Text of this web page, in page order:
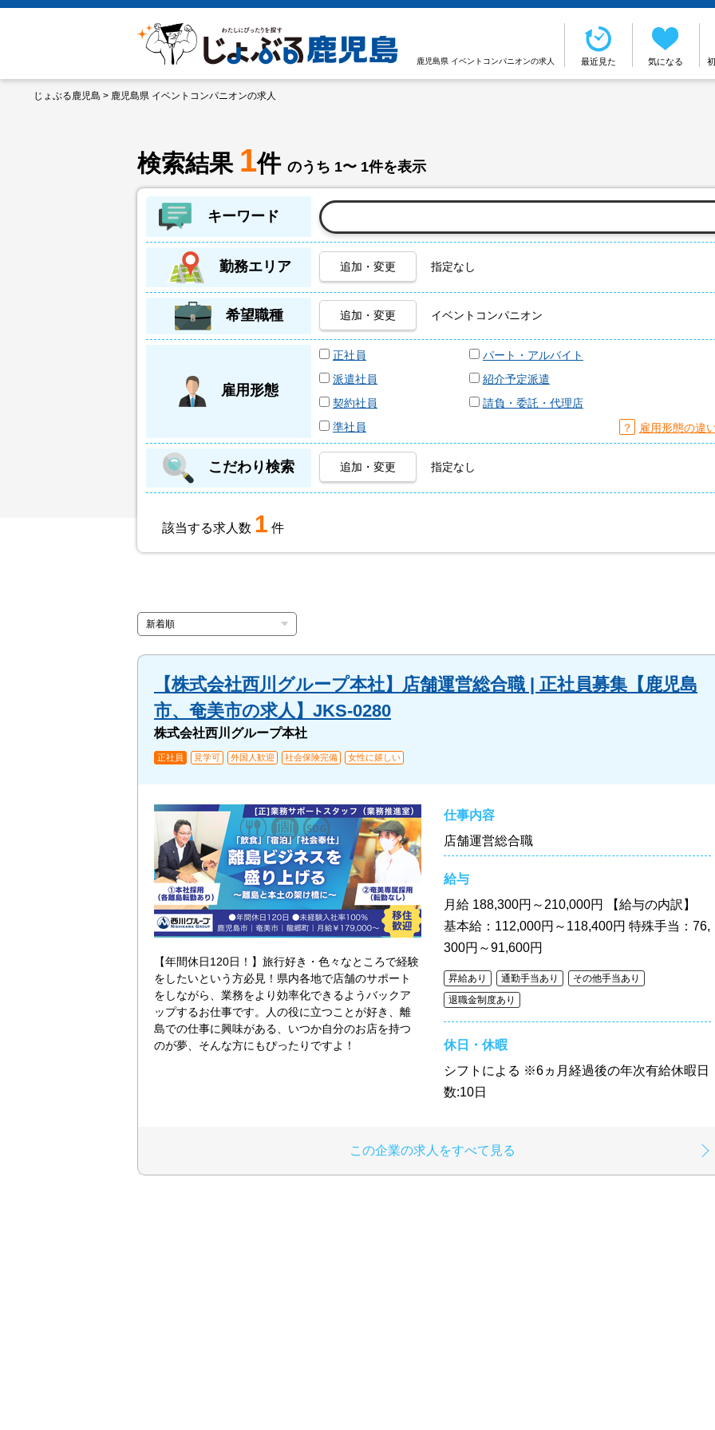
鹿児島県 イベントコンパニオンの求人 最近見た 気になる
じょぶる鹿児島 > 鹿児島県 イベントコンパニオンの求人
検索結果 1件 のうち 1〜 1件を表示
キーワード
勤務エリア 追加・変更 指定なし
希望職種 追加・変更 イベントコンパニオン
雇用形態
正社員
パート・アルバイト
派遣社員
紹介予定派遣
契約社員
請負・委託・代理店
準社員
？ 雇用形態の違
こだわり検索 追加・変更 指定なし
該当する求人数 1 件
【株式会社西川グループ本社】店舗運営総合職 | 正社員募集【鹿児島
市、奄美市の求人】JKS-0280
株式会社西川グループ本社
正社員 見学可 外国人歓迎 社会保険完備 女性に嬉しい
【年間休日120日！】旅行好き・色々なところで経験
をしたいという方必見！県内各地で店舗のサポート
をしながら、業務をより効率化できるようバックア
ップするお仕事です。人の役に立つことが好き、離
島での仕事に興味がある、いつか自分のお店を持つ
のが夢、そんな方にもぴったりですよ！
仕事内容
店舗運営総合職
給与
月給 188,300円～210,000円 【給与の内訳】
基本給：112,000円～118,400円 特殊手当：76,
300円～91,600円
昇給あり 通勤手当あり
その他手当あり
退職金制度あり
休日・休暇
シフトによる ※6ヵ月経過後の年次有給休暇日
数:10日
この企業の求人をすべて見る